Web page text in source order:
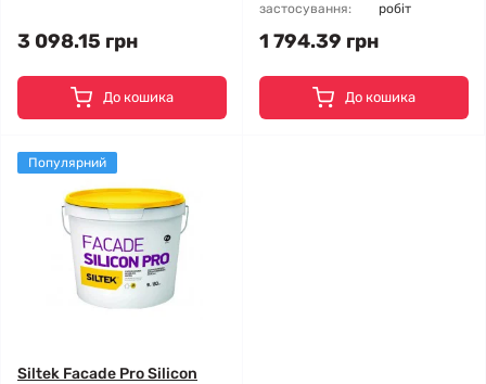
3 098.15 грн
До кошика
застосування:
робіт
1 794.39 грн
До кошика
Популярний
Siltek Facade Pro Silicon